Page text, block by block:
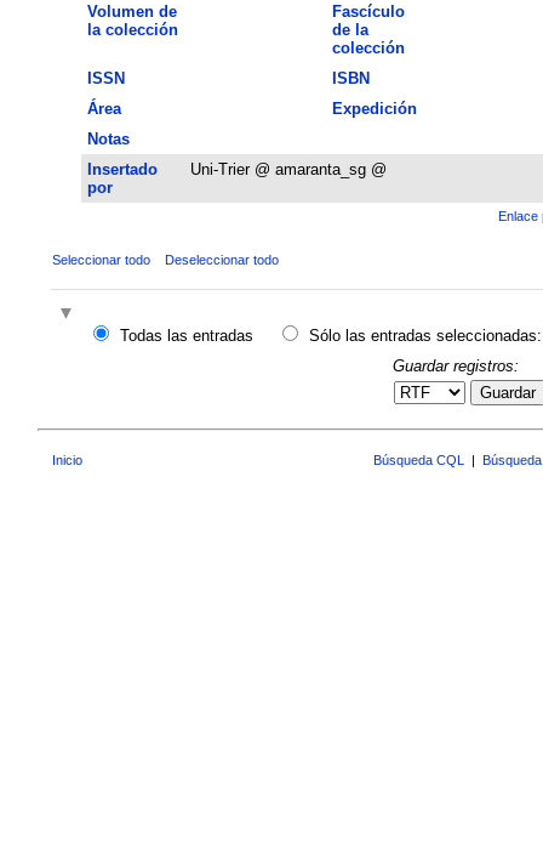
Volumen de
la colección
Fascículo
de la
colección
ISSN
ISBN
Área
Expedición
Notas
Insertado
por
Uni-Trier @ amaranta_sg @
Enlace
Seleccionar todo Deseleccionar todo
Todas las entradas
Sólo las entradas seleccionadas:
Guardar registros:
Guardar
Inicio Búsqueda CQL